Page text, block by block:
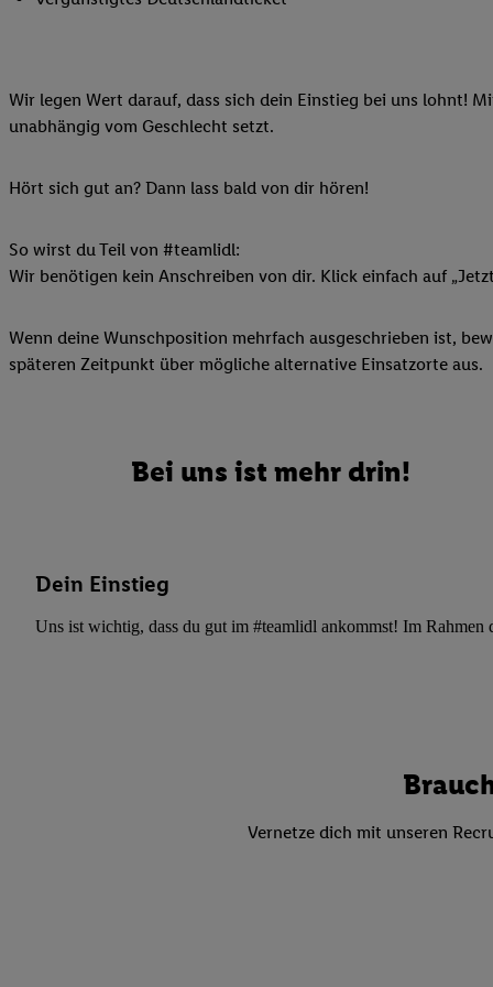
Wir legen Wert darauf, dass sich dein Einstieg bei uns lohnt!
unabhängig vom Geschlecht setzt.
Hört sich gut an? Dann lass bald von dir hören!
So wirst du Teil von #teamlidl:
Wir benötigen kein Anschreiben von dir. Klick einfach auf
Wenn deine Wunschposition mehrfach ausgeschrieben ist,
späteren Zeitpunkt über mögliche alternative Einsatzorte aus.
Bei uns ist mehr drin!
Dein Einstieg
Uns ist wichtig, dass du gut im #teamlidl ankommst! Im Rahmen
Vernetze dich mit unseren
Technologie in den
werden diese
Möglichkeit, Ihre
Marketing“ am
finden Sie in den
Ihre Einwilligung
Verknüpfung
von Zielgruppen
reduzierter Daten
zur Auswahl